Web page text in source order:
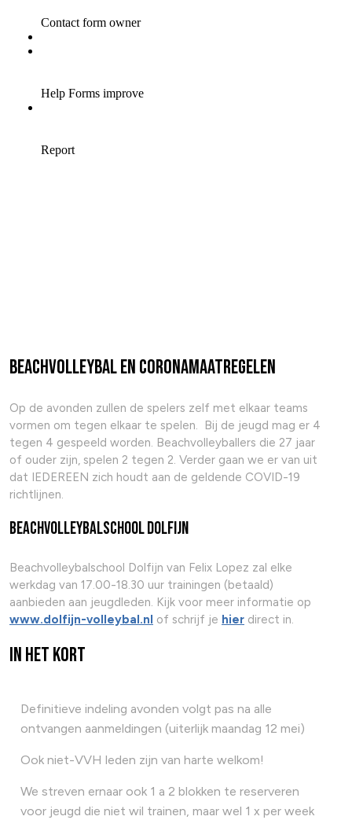
Beachvolleybal en coronamaatregelen
Op de avonden zullen de spelers zelf met elkaar teams
vormen om tegen elkaar te spelen. Bij de jeugd mag er 4
tegen 4 gespeeld worden. Beachvolleyballers die 27 jaar
of ouder zijn, spelen 2 tegen 2. Verder gaan we er van uit
dat IEDEREEN zich houdt aan de geldende COVID-19
richtlijnen.
Beachvolleybalschool Dolfijn
Beachvolleybalschool Dolfijn van Felix Lopez zal elke
werkdag van 17.00-18.30 uur trainingen (betaald)
aanbieden aan jeugdleden. Kijk voor meer informatie op
www.dolfijn-volleybal.nl of schrijf je hier direct in.
In het kort
Definitieve indeling avonden volgt pas na alle
ontvangen aanmeldingen (uiterlijk maandag 12 mei)
Ook niet-VVH leden zijn van harte welkom!
We streven ernaar ook 1 a 2 blokken te reserveren
voor jeugd die niet wil trainen, maar wel 1 x per week